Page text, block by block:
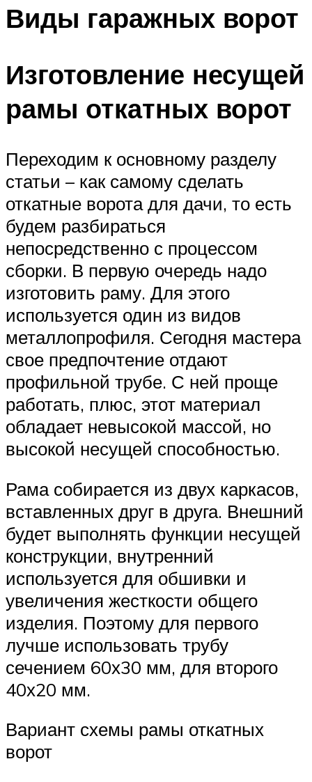
Виды гаражных ворот
Изготовление несущей
рамы откатных ворот
Переходим к основному разделу
статьи – как самому сделать
откатные ворота для дачи, то есть
будем разбираться
непосредственно с процессом
сборки. В первую очередь надо
изготовить раму. Для этого
используется один из видов
металлопрофиля. Сегодня мастера
свое предпочтение отдают
профильной трубе. С ней проще
работать, плюс, этот материал
обладает невысокой массой, но
высокой несущей способностью.
Рама собирается из двух каркасов,
вставленных друг в друга. Внешний
будет выполнять функции несущей
конструкции, внутренний
используется для обшивки и
увеличения жесткости общего
изделия. Поэтому для первого
лучше использовать трубу
сечением 60х30 мм, для второго
40х20 мм.
Вариант схемы рамы откатных
ворот